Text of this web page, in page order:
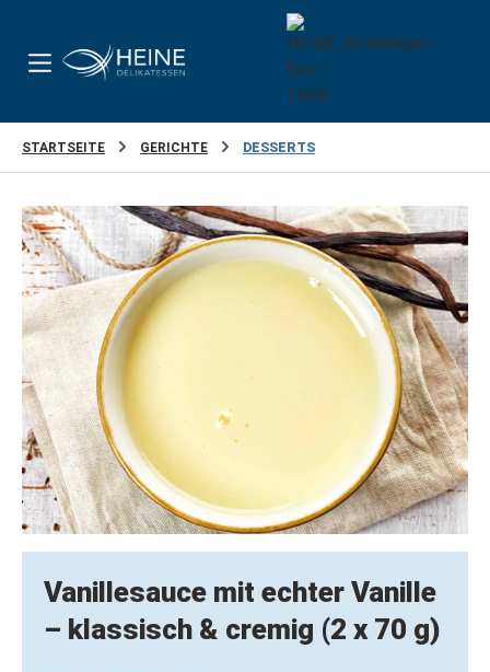
STARTSEITE GERICHTE DESSERTS
Bildergalerie überspringen
Vanillesauce mit echter Vanille
– klassisch & cremig (2 x 70 g)